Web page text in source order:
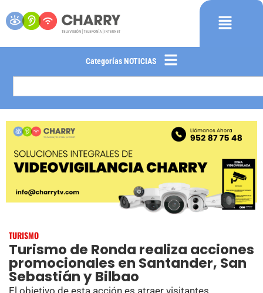
Categorías NOTICIAS
TURISMO
Turismo de Ronda realiza acciones
promocionales en Santander, San
Sebastián y Bilbao
El objetivo de esta acción es atraer visitantes